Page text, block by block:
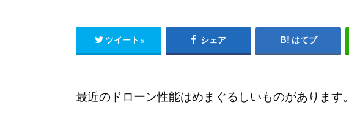
ツイート 6 シェア はてブ
最近のドローン性能はめまぐるしいものがあります。